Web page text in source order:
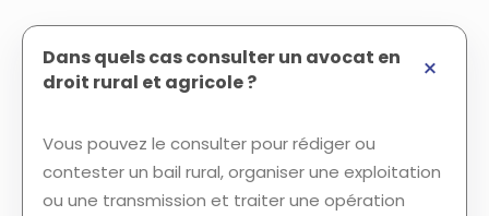
Dans quels cas consulter un avocat en
droit rural et agricole ?
Vous pouvez le consulter pour rédiger ou
contester un bail rural, organiser une exploitation
ou une transmission et traiter une opération